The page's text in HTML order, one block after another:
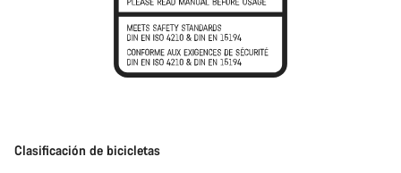
Clasificación de bicicletas